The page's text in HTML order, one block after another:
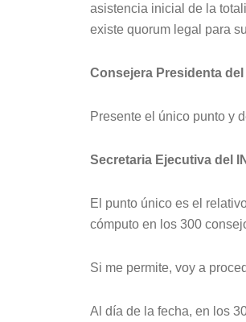
asistencia inicial de la
existe quorum legal para
Consejera Presidenta
Presente el único punto y
Secretaria Ejecutiva del
El punto único es el
cómputo en los 300
Si me permite, voy a
Al día de la fecha, en los